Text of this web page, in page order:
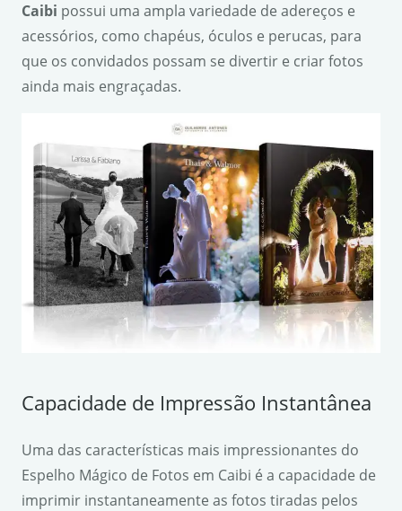
Caibi possui uma ampla variedade de adereços e
acessórios, como chapéus, óculos e perucas, para
que os convidados possam se divertir e criar fotos
ainda mais engraçadas.
Capacidade de Impressão Instantânea
Uma das características mais impressionantes do
Espelho Mágico de Fotos em Caibi é a capacidade de
imprimir instantaneamente as fotos tiradas pelos